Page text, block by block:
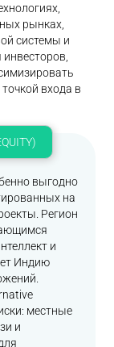
рынках,
системы и
точкой входа в
выгодно
на
Регион
и
Индию
местные
и